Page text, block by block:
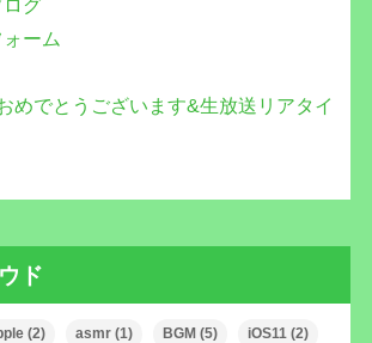
ログ
ーム
めでとうございます&生放送リアタイ
ド
(2) asmr(1) BGM (5) iOS11(2)